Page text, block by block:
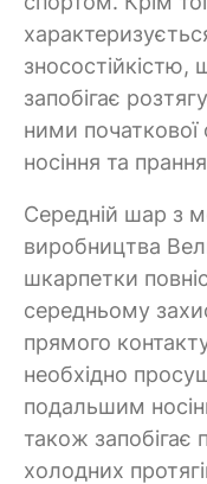
зносостійкістю,
запобігає
ними початкової
носіння та
Середній шар з
виробництва
шкарпетки
середньому
прямого
необхідно
подальшим
також запобігає
холодних